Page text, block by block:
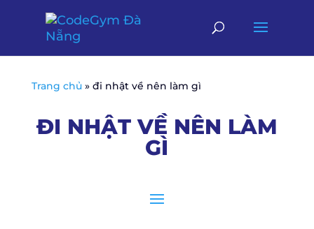
Trang chủ» đi nhật về nên làm gì
ĐI NHẬT VỀ NÊN LÀM
GÌ